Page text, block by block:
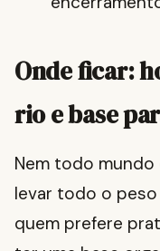
Onde ficar:
rio e base
Nem todo
levar todo o peso
quem prefere